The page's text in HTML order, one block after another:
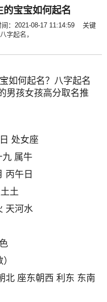
宝宝如何起名
：2021-08-17 11:14:59 关键
八字起名，
如何起名？八字起名
男孩女孩高分取名推
处女座
属牛
丙午日
土
天河水
北 座东朝西 利东 东南